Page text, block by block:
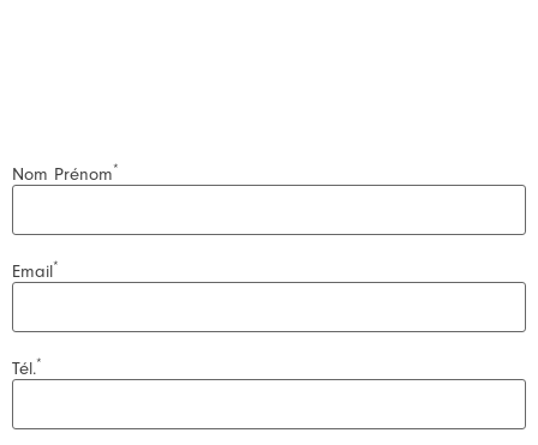
Nom Prénom*
Email*
Tél.*